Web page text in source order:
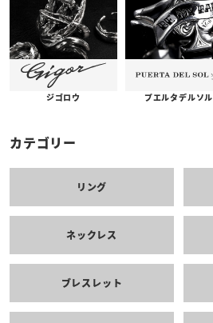
ジゴロウ プエルタデルソル
カテゴリー
リング
ネックレス
ブレスレット